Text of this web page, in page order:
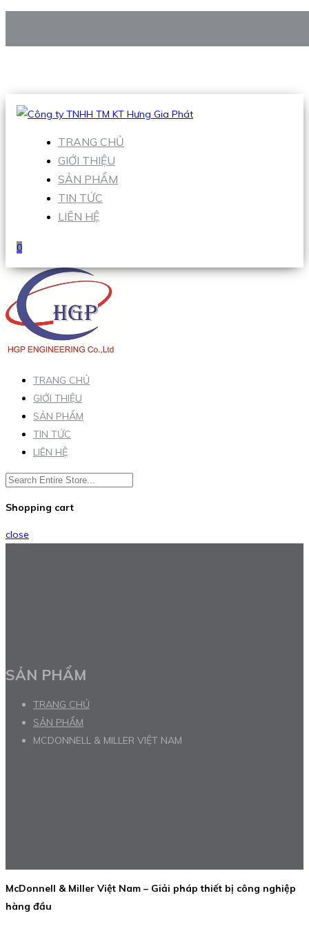
Hotline:0938 906 663
TRANG CHỦ
GIỚI THIỆU
SẢN PHẨM
TIN TỨC
LIÊN HỆ
0
TRANG CHỦ
GIỚI THIỆU
SẢN PHẨM
TIN TỨC
LIÊN HỆ
Shopping cart
close
SẢN PHẨM
TRANG CHỦ
SẢN PHẨM
MCDONNELL & MILLER VIỆT NAM
McDonnell & Miller Việt Nam – Giải pháp thiết bị công nghiệp
hàng đầu